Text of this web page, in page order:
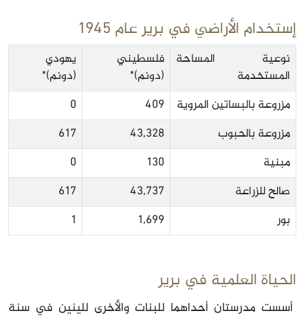
إستخدام الأراضي في برير عام 1945
نوعية المساحة
المستخدمة
فلسطيني
(دونم)*
يهودي
(دونم)*
مزروعة بالبساتين المروية
409
0
مزروعة بالحبوب
43,328
617
مبنية
130
0
صالح للزراعة
43,737
617
بور
1,699
1
الحياة العلمية في برير
أسست مدرستان أحداهما للبنات والأخرى للينين في سنة